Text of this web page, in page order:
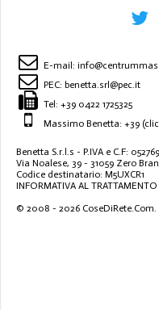
E-mail:
PEC: benetta.srl@pec.it
Tel: +39 0422 1725325
Massimo Benetta: +39
Benetta S.r.l.s - P.IVA e C.F:
Via Noalese, 39 - 31059 Zero
Codice destinatario: M5UXCR1
INFORMATIVA AL
© 2008 - 2026 CoseDiRete.Com.